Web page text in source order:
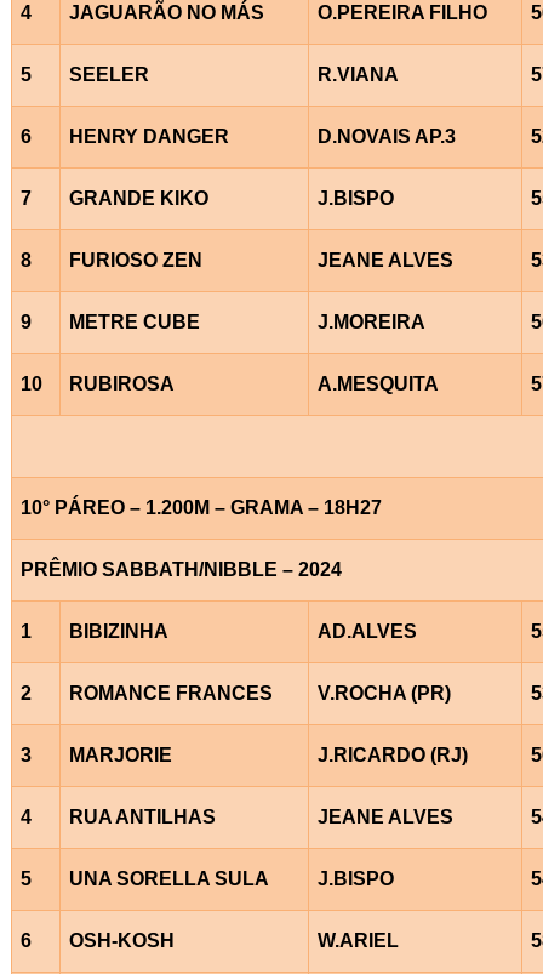
4 JAGUARÃO NO MÁS O.PEREIRA FILHO
5 SEELER R.VIANA
6 HENRY DANGER D.NOVAIS AP.3
7 GRANDE KIKO J.BISPO
8 FURIOSO ZEN JEANE ALVES
9 METRE CUBE J.MOREIRA
10 RUBIROSA A.MESQUITA
10° PÁREO – 1.200M – GRAMA – 18H27
PRÊMIO SABBATH/NIBBLE – 2024
1 BIBIZINHA AD.ALVES
2 ROMANCE FRANCES V.ROCHA (PR)
3 MARJORIE J.RICARDO (RJ)
4 RUA ANTILHAS JEANE ALVES
5 UNA SORELLA SULA J.BISPO
6 OSH-KOSH W.ARIEL